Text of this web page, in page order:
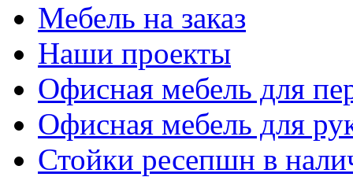
Мебель на заказ
Наши проекты
Офисная мебель для
Офисная мебель для
Стойки ресепшн в